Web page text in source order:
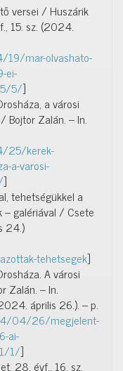
versei / Huszárik
15. sz. (2024.
mar-olvashato-
ei-
5/]
a városi
Bojtor Zalán. – In.
25/kerek-
a-varosi-
]
tehetségükkel a
– galériával / Csete
24.)
tehetsegek]
A városi
Zalán. – In.
április 26.). – p.
04/26/megjelent-
ai-
1/]
28. évf., 16. sz.